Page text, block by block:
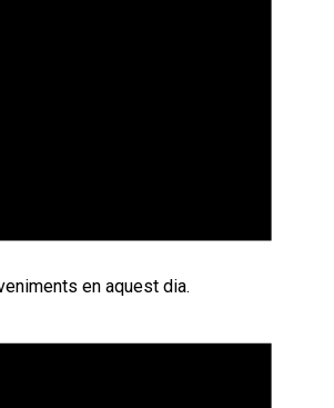
en aquest dia.